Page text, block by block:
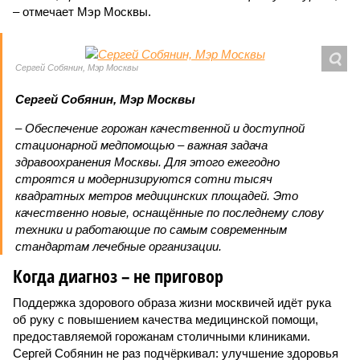
– отмечает Мэр Москвы.
Сергей Собянин, Мэр Москвы
Сергей Собянин, Мэр Москвы
– Обеспечение горожан качественной и доступной
стационарной медпомощью – важная задача
здравоохранения Москвы. Для этого ежегодно
строятся и модернизируются сотни тысяч
квадратных метров медицинских площадей. Это
качественно новые, оснащённые по последнему слову
техники и работающие по самым современным
стандартам лечебные организации.
Когда диагноз – не приговор
Поддержка здорового образа жизни москвичей идёт рука
об руку с повышением качества медицинской помощи,
предоставляемой горожанам столичными клиниками.
Сергей Собянин не раз подчёркивал: улучшение здоровья